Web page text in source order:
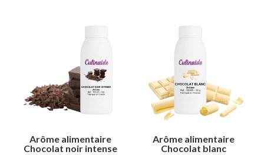
Arôme alimentaire
Chocolat noir intense
Arôme alimentaire
Chocolat blanc